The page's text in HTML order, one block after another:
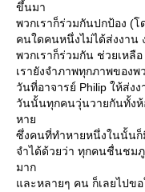
ขึ้นมา
พวกเราก็ร่วมกันปกป้อง (
คนใดคนหนึ่งไม่ได้ส่งงาน
พวกเราก็ร่วมกัน ช่วยเหลื
เรายังจำภาพทุกภาพของพ
วันที่อาจารย์ Philip ให้ส่งง
วันนั้นทุกคนวุ่นวายกันทั้งห้
หา
ซึ่งคนที่ทำหายหนึ่งในนั้นก็
จำได้ด้วยว่า ทุกคนชื่นชม
มาก
ละหลายๆ คน ก็เลยไปข